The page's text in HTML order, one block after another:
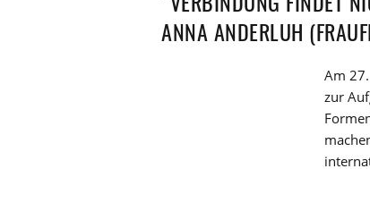
Tags
ANNA ANDERLUH
Am
zur